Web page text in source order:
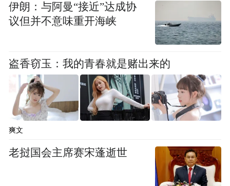
常务副校长张庚灵主持开幕式
伊朗：与阿曼“接近”达成协
议但并不意味重开海峡
盗香窃玉：我的青春就是赌出来的
爽文
老挝国会主席赛宋蓬逝世